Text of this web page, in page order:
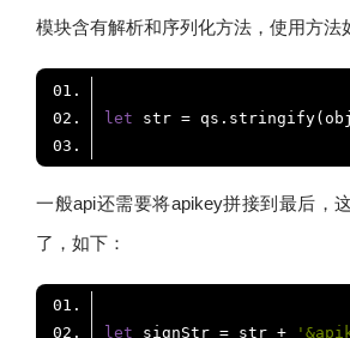
模块含有解析和序列化方法，使用方法
let
一般api还需要将apikey拼接到最后，
了，如下：
let signStr = str +